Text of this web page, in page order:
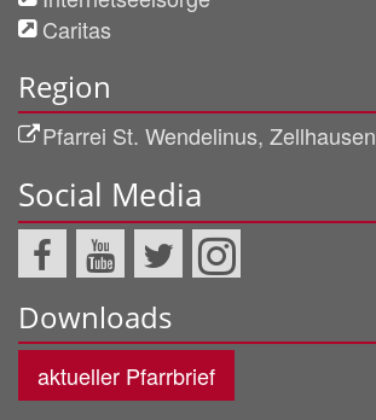
Caritas
Region
Pfarrei St. Wendelinus, Zellhausen
Social Media
Downloads
aktueller Pfarrbrief